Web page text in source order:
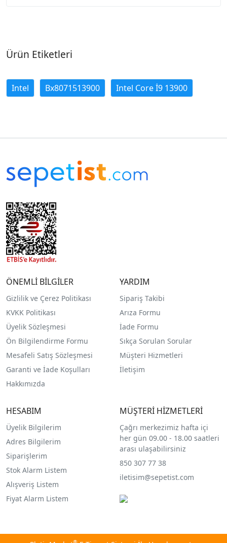
Ürün Etiketleri
Intel Bx8071513900 Intel Core İ9 13900
ÖNEMLİ BİLGİLER
Gizlilik ve Çerez Politikası
KVKK Politikası
Üyelik Sözleşmesi
Ön Bilgilendirme Formu
Mesafeli Satış Sözleşmesi
Garanti ve İade Koşulları
Hakkımızda
YARDIM
Sipariş Takibi
Arıza Formu
İade Formu
Sıkça Sorulan Sorular
Müşteri Hizmetleri
İletişim
HESABIM
Üyelik Bilgilerim
Adres Bilgilerim
Siparişlerim
Stok Alarm Listem
Alışveriş Listem
Fiyat Alarm Listem
MÜŞTERİ HİZMETLERİ
Çağrı merkezimiz hafta içi
her gün 09.00 - 18.00 saatleri
arası ulaşabilirsiniz
850 307 77 38
iletisim@sepetist.com